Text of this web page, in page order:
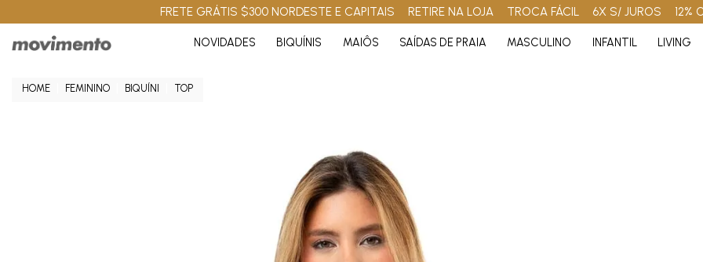
FRETE GRÁTIS $300 NORDESTE E CAPITAIS RETIRE NA LOJA TROCA FÁCIL 6X S/ JUROS 12%
NOVIDADES BIQUÍNIS MAIÔS SAÍDAS DE PRAIA MASCULINO INFANTIL LIVING
FEMININO BIQUÍNI TOP